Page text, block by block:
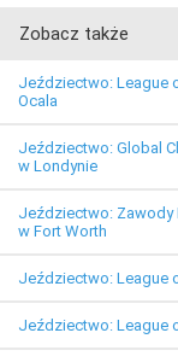
Zobacz także
Jeździectwo: League
Ocala
Jeździectwo: Global
w Londynie
Jeździectwo: Zawody
w Fort Worth
Jeździectwo: League
Jeździectwo: League